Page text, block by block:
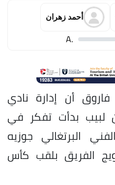
أحمد زهران
.A
أن إدارة نادي
لبيب بدأت تفكر في
البرتغالي جوزيه
الفريق بلقب كأس